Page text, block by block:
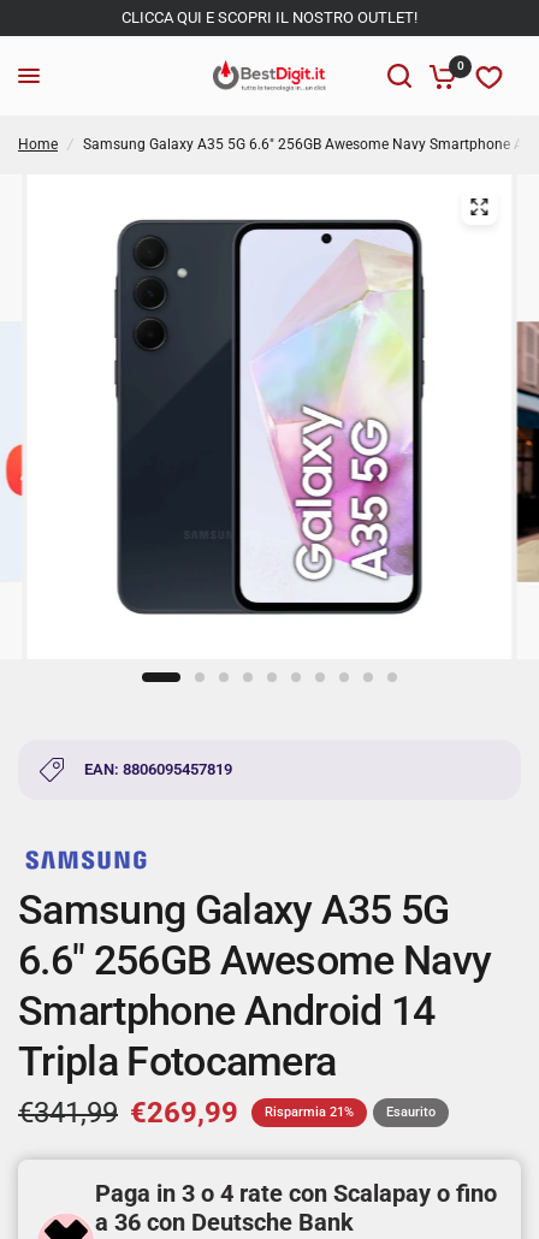
CLICCA QUI E SCOPRI IL NOSTRO OUTLET!
0
Home / Samsung Galaxy A35 5G 6.6" 256GB Awesome Navy Smartphone
EAN: 8806095457819
Samsung Galaxy A35 5G
6.6" 256GB Awesome Navy
Smartphone Android 14
Tripla Fotocamera
€341,99 €269,99 Risparmia 21% Esaurito
Paga in 3 o 4 rate con Scalapay o fino
a 36 con Deutsche Bank